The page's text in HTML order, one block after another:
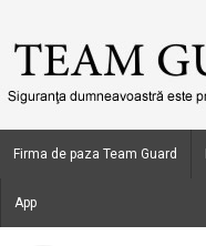
Firma de paza Team Guard
App